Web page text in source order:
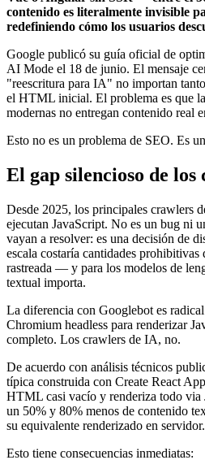
contenido es literalmente invisible
redefiniendo cómo los usuarios
Google publicó su guía oficial de
AI Mode el 18 de junio. El mensaje
"reescritura para IA" no importan
el HTML inicial. El problema es que
modernas no entregan contenido real
Esto no es un problema de SEO. Es
El gap silencioso de
Desde 2025, los principales crawlers
ejecutan JavaScript. No es un bug ni
vayan a resolver: es una decisión de
escala costaría cantidades
rastreada — y para los modelos de
textual importa.
La diferencia con Googlebot es
Chromium headless para renderizar
completo. Los crawlers de IA, no.
De acuerdo con análisis técnicos
típica construida con Create React
HTML casi vacío y renderiza todo
un 50% y 80% menos de contenido
su equivalente renderizado en servidor.
Esto tiene consecuencias inmediatas: